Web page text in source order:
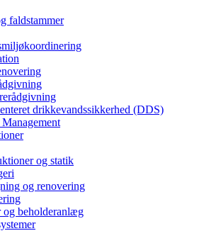
faldstammer
drikkevandssikkerhed (DDS)
og statik
og renovering
og beholderanlæg